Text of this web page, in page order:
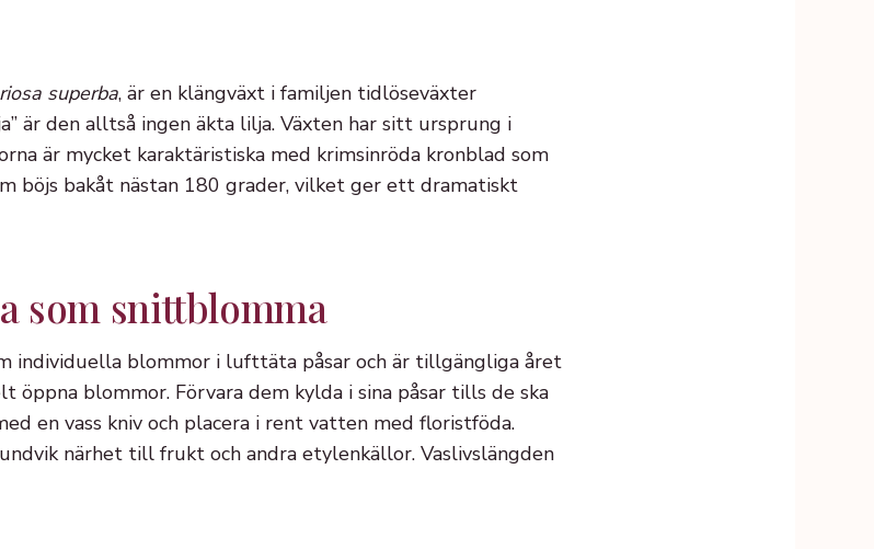
superba, är en klängväxt i familjen tidlöseväxter
är den alltså ingen äkta lilja. Växten har sitt ursprung i
är mycket karaktäristiska med krimsinröda kronblad som
böjs bakåt nästan 180 grader, vilket ger ett dramatiskt
som snittblomma
individuella blommor i lufttäta påsar och är tillgängliga året
öppna blommor. Förvara dem kylda i sina påsar tills de ska
en vass kniv och placera i rent vatten med floristföda.
närhet till frukt och andra etylenkällor. Vaslivslängden